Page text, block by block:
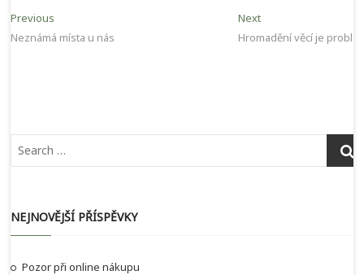
Navigace
pro
Previous
post:
Neznámá místa u nás
NextNext
post:
Hromadění věcí je
NEJNOVĚJŠÍ PŘÍSPĚVKY
Pozor při online nákupu